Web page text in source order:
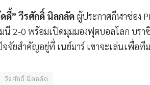
ดี้” วีรศักดิ์ นิลกลัด ผู้ประกาศกีฬาช่อง
นี 2-0 พร้อมเปิดมุมมองฟุตบอลโลก บร
ยสำคัญอยู่ที่ เนย์มาร์ เขาจะเล่นเพื่อทีม
วีรศักดิ์ นิลกลัด